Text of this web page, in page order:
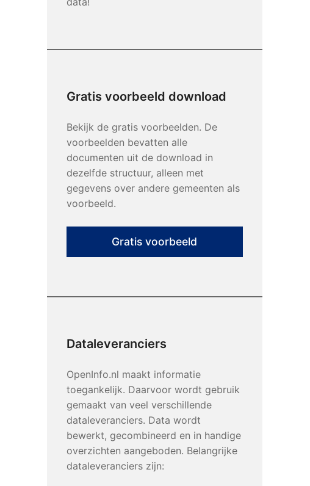
Gratis voorbeeld download
Bekijk de gratis voorbeelden. De
voorbeelden bevatten alle
documenten uit de download in
dezelfde structuur, alleen met
gegevens over andere gemeenten als
voorbeeld.
Gratis voorbeeld
Dataleveranciers
OpenInfo.nl maakt informatie
toegankelijk. Daarvoor wordt gebruik
gemaakt van veel verschillende
dataleveranciers. Data wordt
bewerkt, gecombineerd en in handige
overzichten aangeboden. Belangrijke
dataleveranciers zijn: